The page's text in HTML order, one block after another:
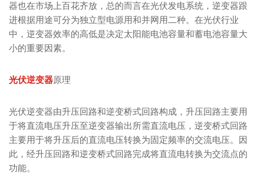
器也在市场上百花齐放，总的而言在光伏发电系统，逆变器跟
进根据用途可分为独立型电源用和并网用二种。在光伏行业
中，逆变器效率的高低是决定太阳能电池容量和蓄电池容量大
小的重要因素。
光伏逆变器原理
光伏逆变器由升压回路和逆变桥式回路构成，升压回路主要用
于将直流电压升压至逆变器输出所需直流电压，逆变桥式回路
主要用于将升压后的直流电压转换为固定频率的交流电压。因
此，经升压回路和逆变桥式回路完成将直流电转换为交流点的
功能。